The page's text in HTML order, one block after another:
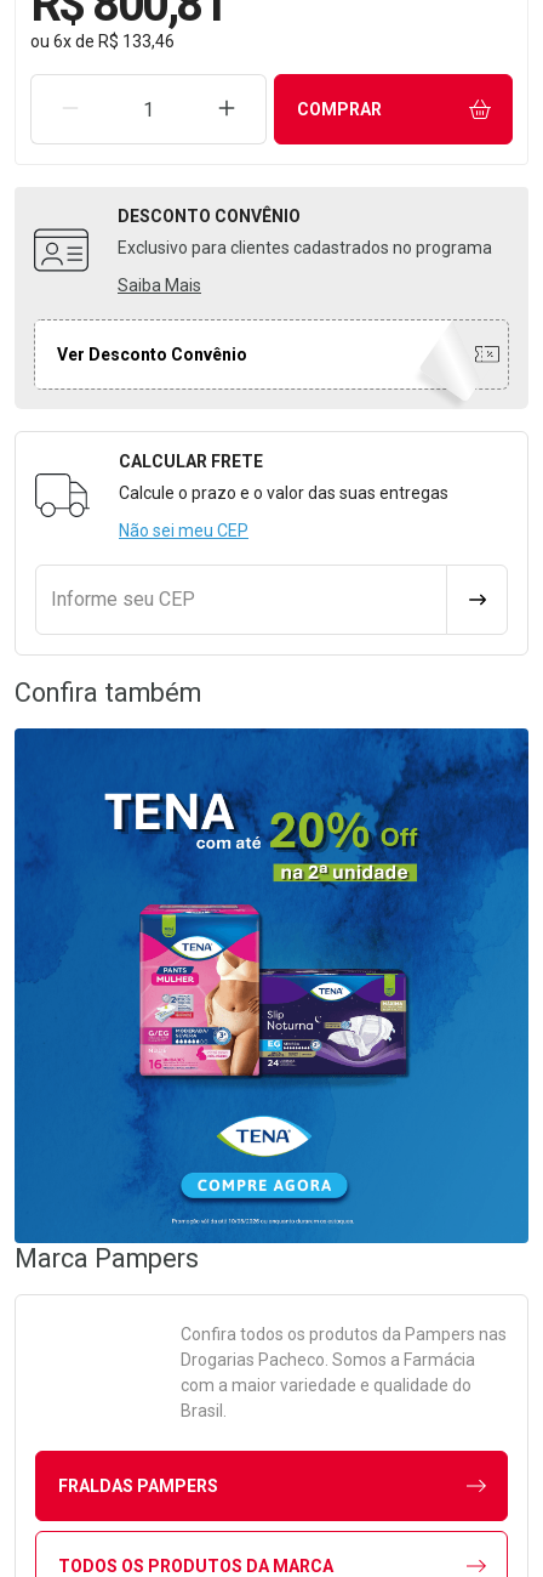
ou 6xde R$ 133,46
REMOVER UMA UNIDADEAUMENTAR UMA UNIDADE
COMPRAR
DESCONTO CONVÊNIO
Exclusivo para clientes cadastrados no programa
Saiba Mais
Ver Desconto Convênio
Formulário para Calcular o Frete
CALCULAR FRETE
Calcule o prazo e o valor das suas entregas
Não sei meu CEP
Informe seu CEP
Confira também
Marca Pampers
Confira todos os produtos da Pampers nas
Drogarias Pacheco. Somos a Farmácia
com a maior variedade e qualidade do
Brasil.
FRALDAS PAMPERS
TODOS OS PRODUTOS DA MARCA